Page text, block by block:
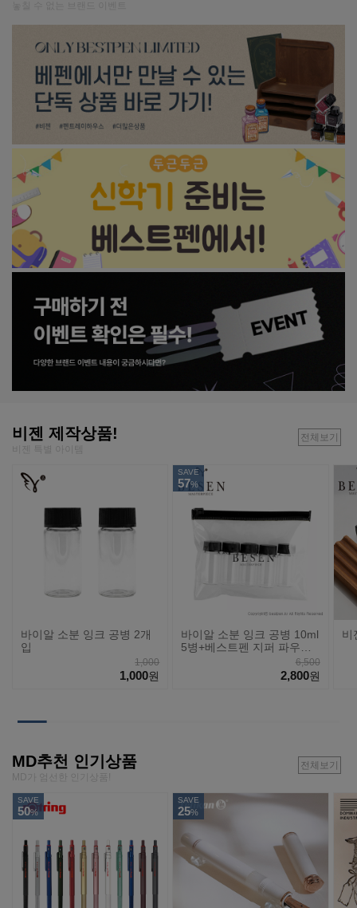
비젠 제작상품!
비젠 특별 아이템
전체보기
바이알 소분 잉크 공병 2개
입
1,000
1,000원
SAVE
57%
바이알 소분 잉크 공병 10ml
5병+베스트펜 지퍼 파우치
6,500
2,800원
비
MD추천 인기상품
MD가 엄선한 인기상품!
전체보기
SAVE
50%
SAVE
25%